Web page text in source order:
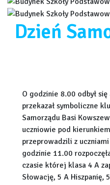
Dzień
O godzinie 8.00 odbył
przekazał symboliczne
Samorządu Basi
uczniowie pod
przeprowadzili z
godzinie 11.00
czasie której klasa 4 A
Słowację, 5 A Hiszpanię,